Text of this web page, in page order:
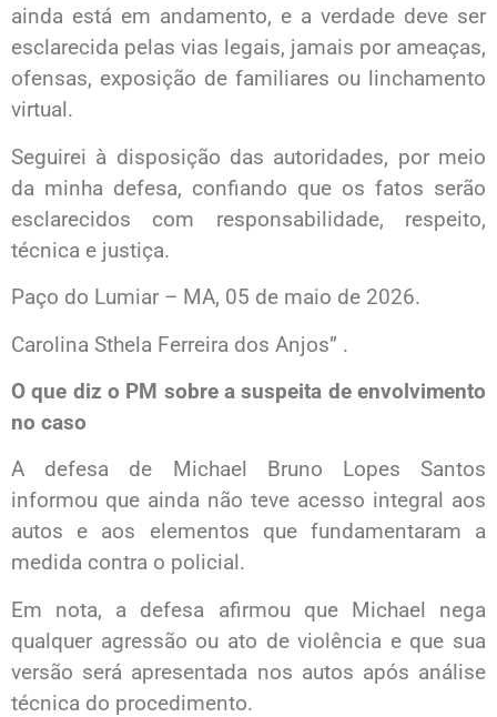
ainda está em andamento, e a verdade deve ser
esclarecida pelas vias legais, jamais por ameaças,
ofensas, exposição de familiares ou linchamento
virtual.
Seguirei à disposição das autoridades, por meio
da minha defesa, confiando que os fatos serão
esclarecidos com responsabilidade, respeito,
técnica e justiça.
Paço do Lumiar – MA, 05 de maio de 2026.
Carolina Sthela Ferreira dos Anjos” .
O que diz o PM sobre a suspeita de envolvimento
no caso
A defesa de Michael Bruno Lopes Santos
informou que ainda não teve acesso integral aos
autos e aos elementos que fundamentaram a
medida contra o policial.
Em nota, a defesa afirmou que Michael nega
qualquer agressão ou ato de violência e que sua
versão será apresentada nos autos após análise
técnica do procedimento.